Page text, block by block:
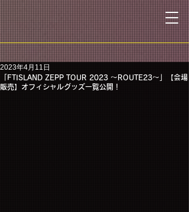
「FTISLAND ZEPP TOUR 2023 ～ROUTE23～」【会場
販売】オフィシャルグッズ一覧公開！
2023年4月11日